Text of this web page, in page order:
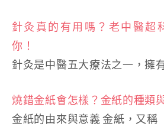
針灸真的有用嗎？老中醫超
你！
針灸是中醫五大療法之一，擁
燒錯金紙會怎樣？金紙的種類
金紙的由來與意義 金紙，又稱